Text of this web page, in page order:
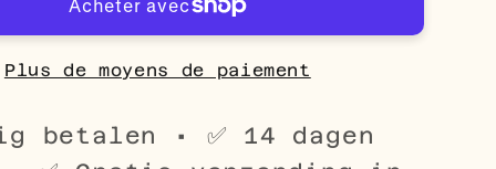
acier
couleur
-
Plus de moyens de paiement
betalen • ✅ 14 dagen